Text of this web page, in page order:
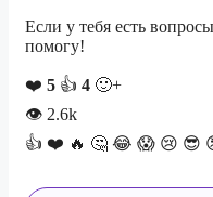
Если у тебя есть
помогу!
❤️ 5 👍 4 🙂+
👁 2.6k
👍 ❤️ 🔥 🤔 😂 😱 😢 😎